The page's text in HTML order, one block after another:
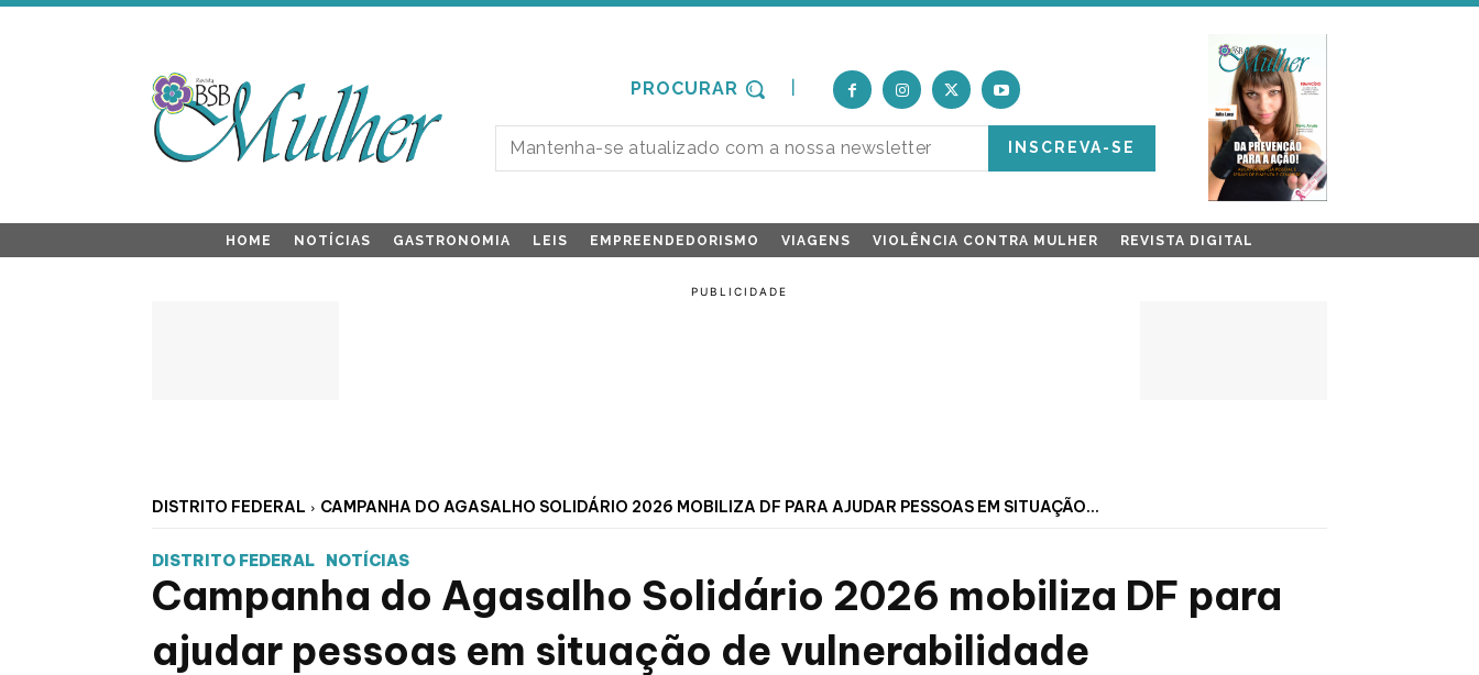
PROCURAR
INSCREVA-SE
HOME NOTÍCIAS GASTRONOMIA LEIS EMPREENDEDORISMO VIAGENS VIOLÊNCIA CONTRA MULHER REVISTA DIGITAL
DISTRITO FEDERAL CAMPANHA DO AGASALHO SOLIDÁRIO 2026 MOBILIZA DF PARA AJUDAR PESSOAS EM SITUAÇÃO...
DISTRITO FEDERAL NOTÍCIAS
Campanha do Agasalho Solidário 2026 mobiliza DF para
ajudar pessoas em situação de vulnerabilidade